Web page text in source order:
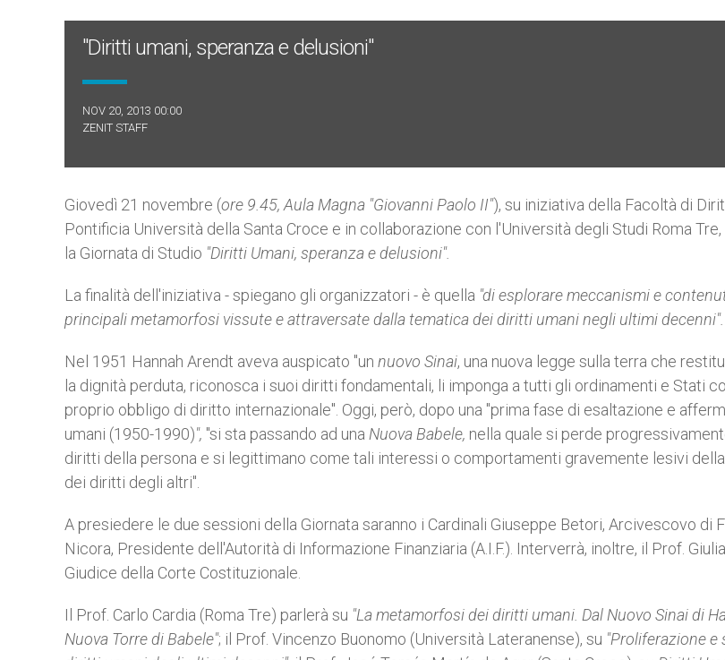
"Diritti umani, speranza e delusioni"
NOV 20, 2013 00:00
ZENIT STAFF
Giovedì 21 novembre (ore 9.45, Aula Magna "Giovanni Paolo II"), su iniziativa della Facoltà di
Pontificia Università della Santa Croce e in collaborazione con l'Università degli Studi Roma Tre,
la Giornata di Studio "Diritti Umani, speranza e delusioni".
La finalità dell'iniziativa - spiegano gli organizzatori - è quella "di esplorare meccanismi e
principali metamorfosi vissute e attraversate dalla tematica dei diritti umani negli ultimi decenni".
Nel 1951 Hannah Arendt aveva auspicato "un nuovo Sinai, una nuova legge sulla terra che
la dignità perduta, riconosca i suoi diritti fondamentali, li imponga a tutti gli ordinamenti e Stati
proprio obbligo di diritto internazionale". Oggi, però, dopo una "prima fase di esaltazione e
umani (1950-1990)", "si sta passando ad una Nuova Babele, nella quale si perde
diritti della persona e si legittimano come tali interessi o comportamenti gravemente lesivi
dei diritti degli altri".
A presiedere le due sessioni della Giornata saranno i Cardinali Giuseppe Betori, Arcivescovo di
Nicora, Presidente dell'Autorità di Informazione Finanziaria (A.I.F.). Interverrà, inoltre, il Prof.
Giudice della Corte Costituzionale.
Il Prof. Carlo Cardia (Roma Tre) parlerà su "La metamorfosi dei diritti umani. Dal Nuovo Sinai di
Nuova Torre di Babele"; il Prof. Vincenzo Buonomo (Università Lateranense), su "Proliferazione